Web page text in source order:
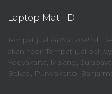
Laptop Mati ID
Tempat jual laptop matidi
akan hadir Tempat jual beli
Yogyakarta, Malang,
Bekasi, Purwokerto,